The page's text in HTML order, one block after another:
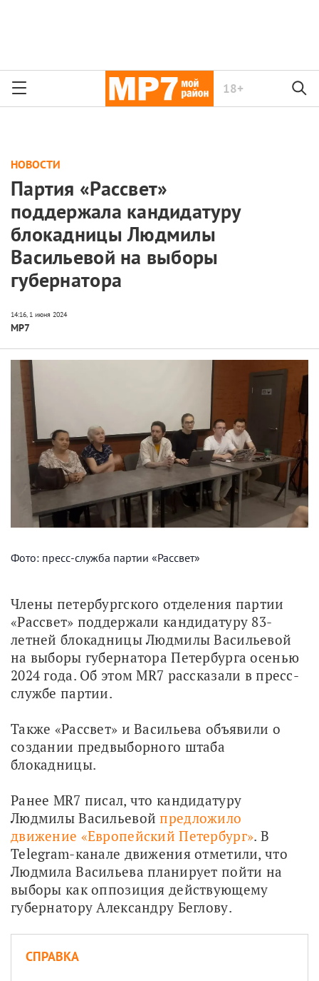
18+
НОВОСТИ
Партия «Рассвет»
поддержала кандидатуру
блокадницы Людмилы
Васильевой на выборы
губернатора
МР7
Фото: пресс-служба партии «Рассвет»
Члены петербургского отделения партии
«Рассвет» поддержали кандидатуру 83-
летней блокадницы Людмилы Васильевой
на выборы губернатора Петербурга осенью
2024 года. Об этом MR7 рассказали в пресс-
службе партии.
Также «Рассвет» и Васильева объявили о
создании предвыборного штаба
блокадницы.
Ранее MR7 писал, что кандидатуру
Людмилы Васильевой предложило
движение «Европейский Петербург». В
Telegram-канале движения отметили, что
Людмила Васильева планирует пойти на
выборы как оппозиция действующему
губернатору Александру Беглову.
СПРАВКА